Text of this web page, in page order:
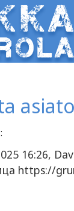
16:26,
https://